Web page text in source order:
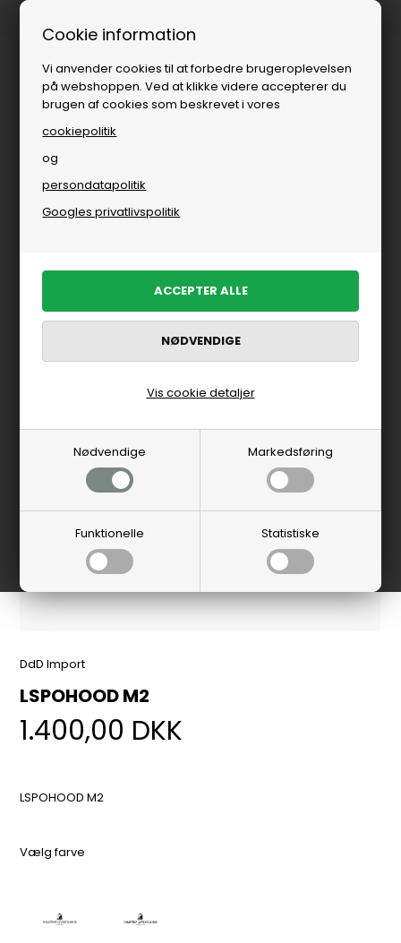
Cookie information
Vi anvender cookies til at forbedre brugeroplevelsen
på webshoppen. Ved at klikke videre accepterer du
brugen af cookies som beskrevet i vores
cookiepolitik
og
persondatapolitik
Googles privatlivspolitik
Nødvendige Markedsføring
Funktionelle Statistiske
Vis cookie detaljer
DdD Import
LSPOHOOD M2
1.400,00 DKK
LSPOHOOD M2
Vælg farve